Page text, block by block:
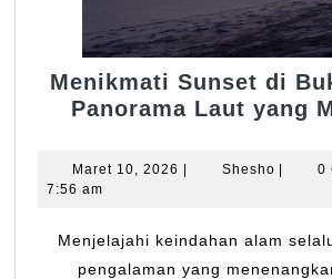
Menikmati Sunset di
Panorama Laut yang
Maret 10, 2026 Maret
SheshoShesho
0
7:56 am
Menjelajahi keindahan alam selalu memberikan
pengalaman yang